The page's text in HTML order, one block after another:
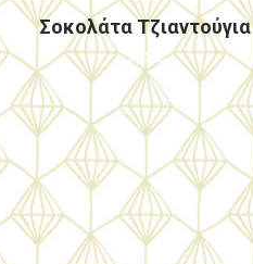
δοκιμάσεις!
Σοκολάτα Τζιαντούγια